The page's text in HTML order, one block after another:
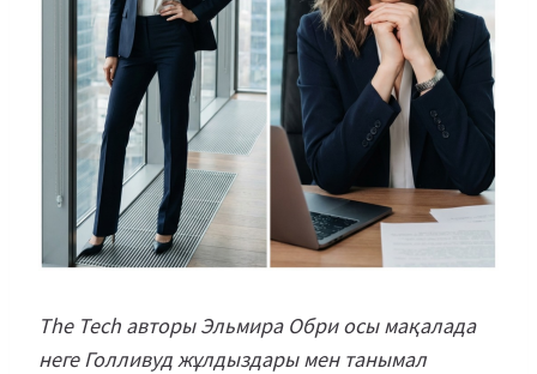
The Tech авторы Эльмира Обри осы мақалада
неге Голливуд жұлдыздары мен танымал